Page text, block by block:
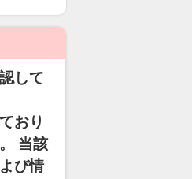
して
おり
当該
び情